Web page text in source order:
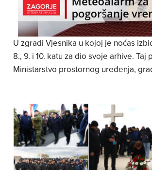
U zgradi Vjesnika u kojoj je noćas
8., 9. i 10. katu za dio svoje arhive.
Ministarstvo prostornog uređenja,